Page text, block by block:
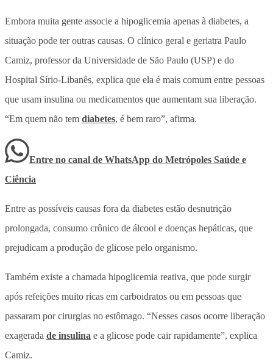
Embora muita gente associe a hipoglicemia apenas à diabetes, a
situação pode ter outras causas. O clínico geral e geriatra Paulo
Camiz, professor da Universidade de São Paulo (USP) e do
Hospital Sírio-Libanês, explica que ela é mais comum entre pessoas
que usam insulina ou medicamentos que aumentam sua liberação.
“Em quem não tem diabetes, é bem raro”, afirma.
Entre no canal de WhatsApp do Metrópoles Saúde e
Ciência
Entre as possíveis causas fora da diabetes estão desnutrição
prolongada, consumo crônico de álcool e doenças hepáticas, que
prejudicam a produção de glicose pelo organismo.
Também existe a chamada hipoglicemia reativa, que pode surgir
após refeições muito ricas em carboidratos ou em pessoas que
passaram por cirurgias no estômago. “Nesses casos ocorre liberação
exagerada de insulina e a glicose pode cair rapidamente”, explica
Camiz.